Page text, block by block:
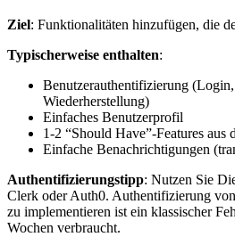
Ziel: Funktionalitäten hinzufügen, die
Typischerweise enthalten:
Benutzerauthentifizierung
Wiederherstellung)
Einfaches Benutzerprofil
1-2 “Should Have”-Features aus
Einfache Benachrichtigungen
Authentifizierungstipp: Nutzen Sie
Clerk oder Auth0. Authentifizierung
zu implementieren ist ein klassischer
Wochen verbraucht.